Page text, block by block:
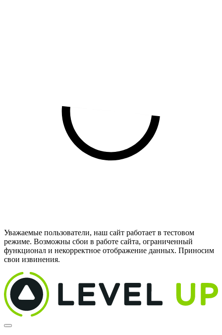
Уважаемые пользователи, наш сайт работает в тестовом
режиме. Возможны сбои в работе сайта, ограниченный
функционал и некорректное отображение данных. Приносим
свои извинения.